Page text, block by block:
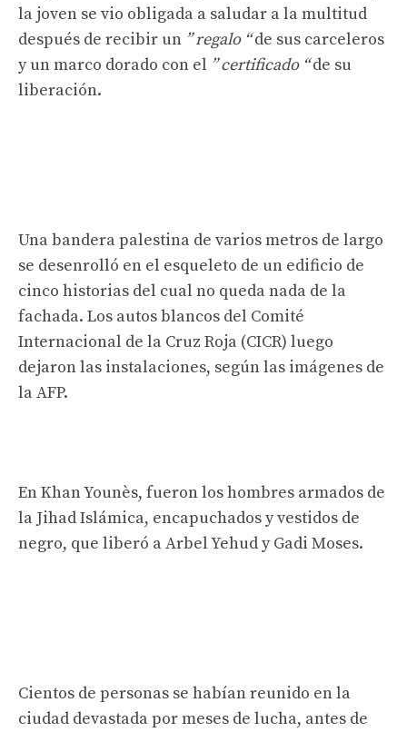
la joven se vio obligada a saludar a la multitud
después de recibir un ” regalo “de sus carceleros
y un marco dorado con el ” certificado “de su
liberación.
Una bandera palestina de varios metros de largo
se desenrolló en el esqueleto de un edificio de
cinco historias del cual no queda nada de la
fachada. Los autos blancos del Comité
Internacional de la Cruz Roja (CICR) luego
dejaron las instalaciones, según las imágenes de
la AFP.
En Khan Younès, fueron los hombres armados de
la Jihad Islámica, encapuchados y vestidos de
negro, que liberó a Arbel Yehud y Gadi Moses.
Cientos de personas se habían reunido en la
ciudad devastada por meses de lucha, antes de